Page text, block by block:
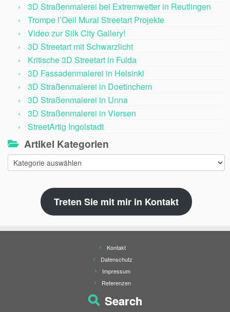
3D Straßenmalerei bei Extremwetter in Reutlingen
Trompe l’Oeil Mural Streetart Projekte
Video zur Silk City Gallery!
3D Streetart mit Schwarzlicht
Kritische 3D Streetart in Fulda
3D Fassadenmalerei in Helsinki
3D Straßenmalerei in Doetinchem
3D Straßenmalerei in Unna
3D Straßenmalerei in Viersen
StreetArtig Ingolstadt
Artikel Kategorien
Artikel
Kategorien
Treten Sie mit mir in Kontakt
Kontakt
Datenschutz
Impressum
Referenzen
Search